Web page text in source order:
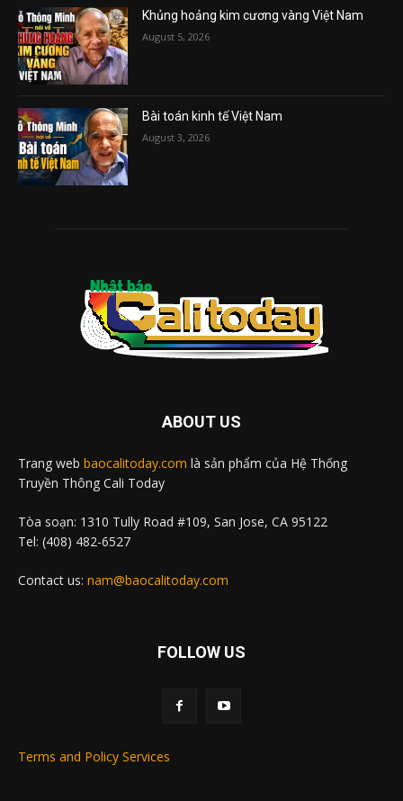
Khủng hoảng kim cương vàng Việt Nam
August 5, 2026
Bài toán kinh tế Việt Nam
August 3, 2026
ABOUT US
Trang web baocalitoday.com là sản phẩm của Hệ Thống
Truyền Thông Cali Today
Tòa soạn: 1310 Tully Road #109, San Jose, CA 95122
Tel: (408) 482-6527
Contact us: nam@baocalitoday.com
FOLLOW US
Terms and Policy Services